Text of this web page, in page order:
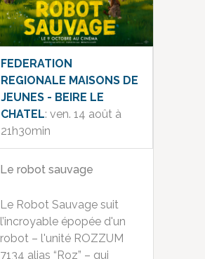
FEDERATION
REGIONALE MAISONS DE
JEUNES - BEIRE LE
CHATEL: ven. 14 août à
21h30min
Le robot sauvage
Le Robot Sauvage suit
l’incroyable épopée d'un
robot – l'unité ROZZUM
7134 alias “Roz” – qui